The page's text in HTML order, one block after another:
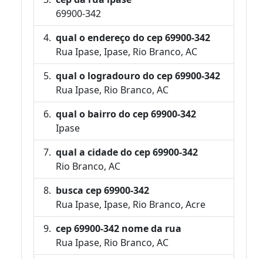
69900-342
qual o endereço do cep 69900-342
Rua Ipase, Ipase, Rio Branco, AC
qual o logradouro do cep 69900-342
Rua Ipase, Rio Branco, AC
qual o bairro do cep 69900-342
Ipase
qual a cidade do cep 69900-342
Rio Branco, AC
busca cep 69900-342
Rua Ipase, Ipase, Rio Branco, Acre
cep 69900-342 nome da rua
Rua Ipase, Rio Branco, AC